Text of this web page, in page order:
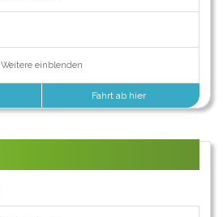
Weitere einblenden
Fahrt ab hier